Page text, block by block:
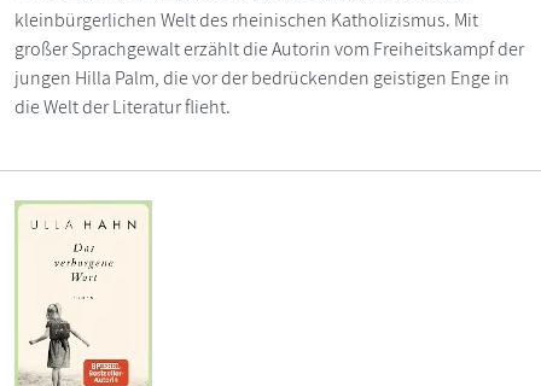
kleinbürgerlichen Welt des rheinischen Katholizismus. Mit
großer Sprachgewalt erzählt die Autorin vom Freiheitskampf der
jungen Hilla Palm, die vor der bedrückenden geistigen Enge in
die Welt der Literatur flieht.